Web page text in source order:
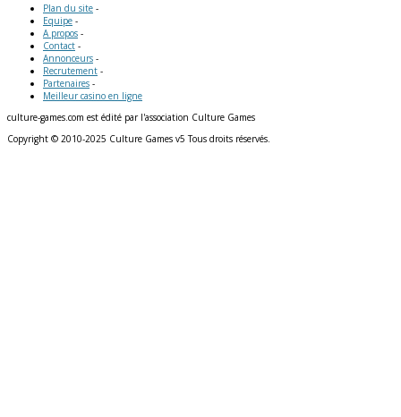
Plan du site -
Equipe -
A propos -
Contact -
Annonceurs -
Recrutement -
Partenaires -
Meilleur casino en ligne
culture-games.com est édité par l'association Culture Games
Copyright © 2010-2025 Culture Games v5 Tous droits réservés.